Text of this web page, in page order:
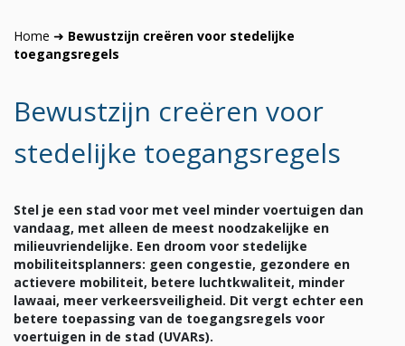
Home ➜ Bewustzijn creëren voor stedelijke
toegangsregels
Bewustzijn creëren voor
stedelijke toegangsregels
Stel je een stad voor met veel minder voertuigen dan
vandaag, met alleen de meest noodzakelijke en
milieuvriendelijke. Een droom voor stedelijke
mobiliteitsplanners: geen congestie, gezondere en
actievere mobiliteit, betere luchtkwaliteit, minder
lawaai, meer verkeersveiligheid. Dit vergt echter een
betere toepassing van de toegangsregels voor
voertuigen in de stad (UVARs).